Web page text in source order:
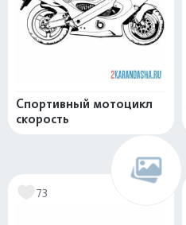
Спортивный мотоцикл
скорость
73